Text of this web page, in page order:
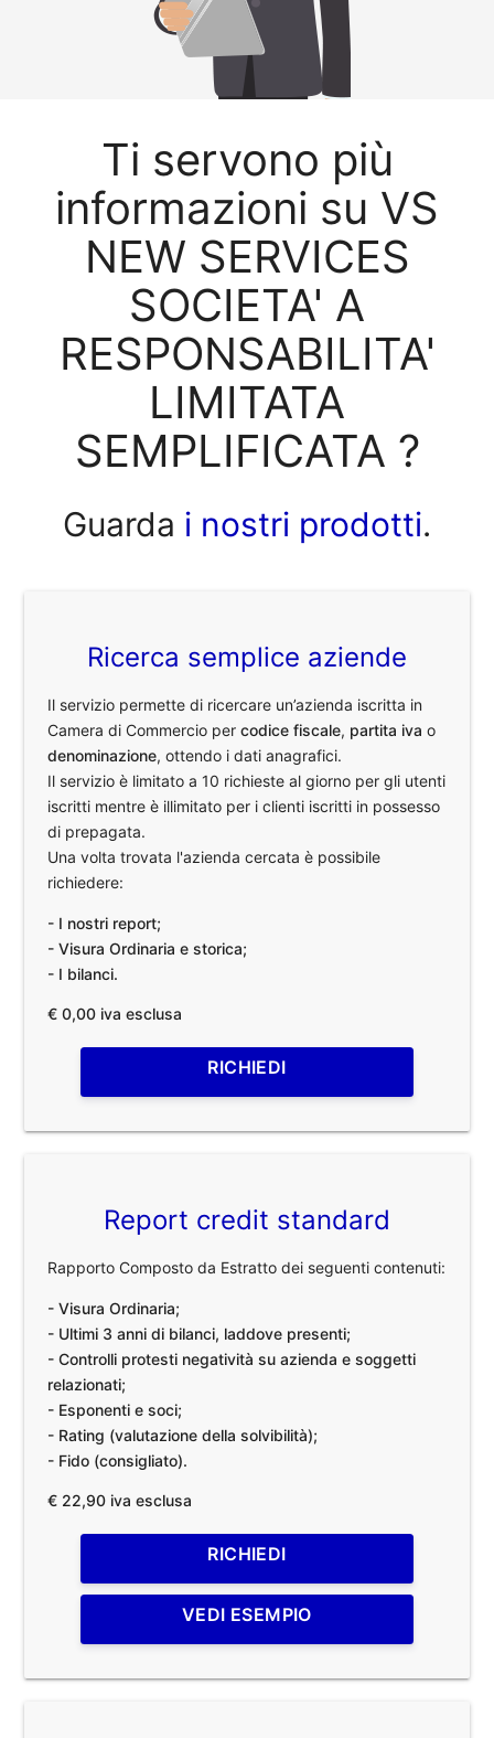
Ti servono più
informazioni su VS
NEW SERVICES
SOCIETA' A
RESPONSABILITA'
LIMITATA
SEMPLIFICATA ?
Guarda i nostri prodotti.
Ricerca semplice aziende
Il servizio permette di ricercare un’azienda iscritta in
Camera di Commercio percodice fiscale, partita iva o
denominazione, ottendo i dati anagrafici.
Il servizio è limitato a 10 richieste al giorno per gli utenti
iscritti mentre è illimitato per i clienti iscritti in possesso
di prepagata.
Una volta trovata l'azienda cercata è possibile
richiedere:
- I nostri report;
- Visura Ordinaria e storica;
- I bilanci.
€ 0,00 iva esclusa
RICHIEDI
Report credit standard
Rapporto Composto da Estratto dei seguenti contenuti:
- Visura Ordinaria;
- Ultimi 3 anni di bilanci, laddove presenti;
- Controlli protesti negatività su azienda e soggetti
relazionati;
- Esponenti e soci;
- Rating (valutazione della solvibilità);
- Fido (consigliato).
€ 22,90 iva esclusa
RICHIEDI
VEDI ESEMPIO